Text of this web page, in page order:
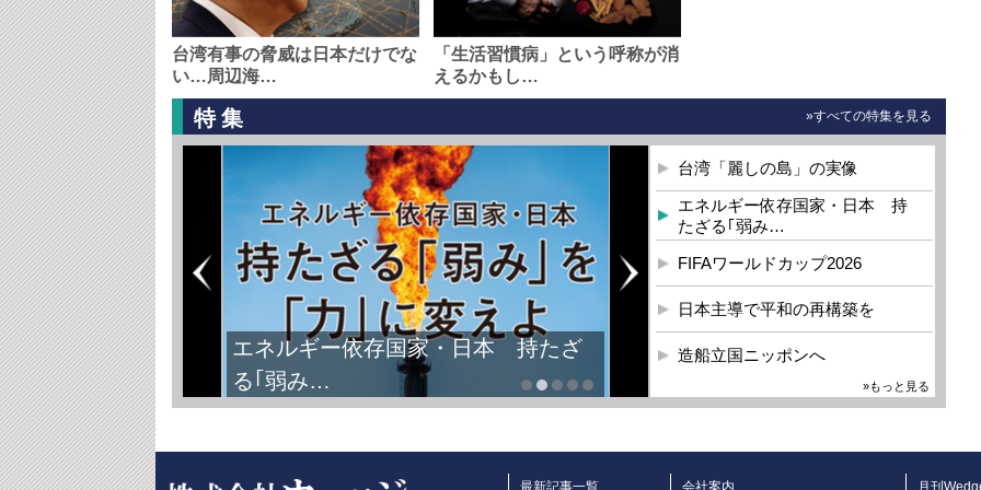
台湾有事の脅威は日本だけでな
い…周辺海…
「生活習慣病」という呼称が消
えるかもし…
特集 »すべての特集を見る
エネルギー依存国家・日本 持たざ
る｢弱み…
台湾「麗しの島」の実像
エネルギー依存国家・日本 持
たざる｢弱み…
FIFAワールドカップ2026
日本主導で平和の再構築を
造船立国ニッポンへ
»もっと見る
最新記事一覧 会社案内 月刊